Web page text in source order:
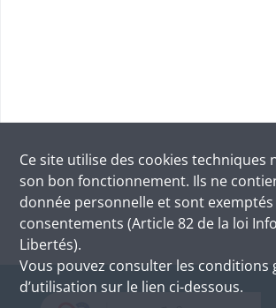
Ce site utilise des cookies techniques
son bon fonctionnement. Ils ne
donnée personnelle et sont
consentements (Article 82 de la loi
Libertés).
Vous pouvez consulter les conditions
d’utilisation sur le lien ci-dessous.